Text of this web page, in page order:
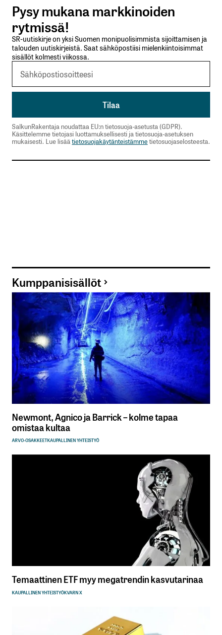
Lähetä kommentti
Pysy mukana markkinoiden
rytmissä!
SR-uutiskirje on yksi Suomen monipuolisimmista sijoittamisen ja
talouden uutiskirjeistä. Saat sähköpostiisi mielenkiintoisimmat
sisällöt kolmesti viikossa.
SalkunRakentaja noudattaa EU:n tietosuoja-asetusta (GDPR).
Käsittelemme tietojasi luottamuksellisesti ja tietosuoja-asetuksen
mukaisesti. Lue lisäätietosuojakäytänteistämmetietosuojaselosteesta.
Kumppanisisällöt
Newmont, Agnico ja Barrick – kolme tapaa
omistaa kultaa
ARVO-OSAKKEETKAUPALLINEN YHTEISTYÖ
Temaattinen ETF myy megatrendin kasvutarinaa
KAUPALLINEN YHTEISTYÖKVARN X